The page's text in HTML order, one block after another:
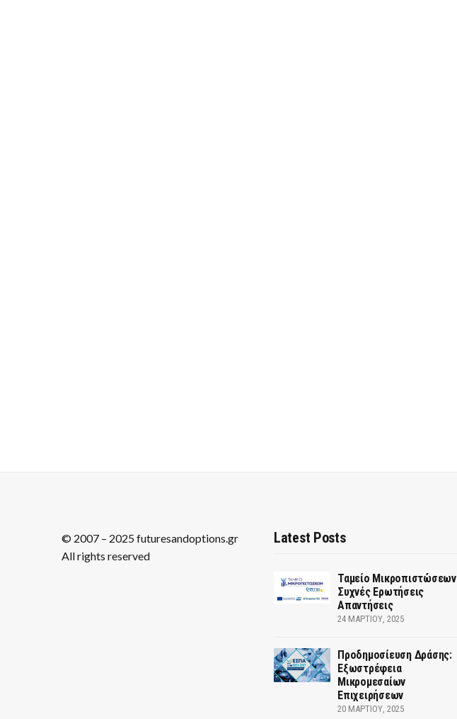
© 2007 – 2025 futuresandoptions.gr
All rights reserved
Latest Posts
Ταμείο Μικροπιστώσεων
Συχνές Ερωτήσεις
Απαντήσεις
24 ΜΑΡΤΊΟΥ, 2025
Προδημοσίευση Δράσης:
Εξωστρέφεια
Μικρομεσαίων
Επιχειρήσεων
20 ΜΑΡΤΊΟΥ, 2025